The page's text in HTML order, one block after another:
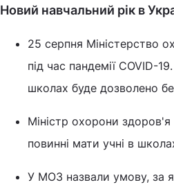
Новий навчальний рік в
25 серпня Міністерство
під час пандемії COVID-
школах буде дозволено
Міністр охорони
повинні мати учні в
У МОЗ назвали умову, за